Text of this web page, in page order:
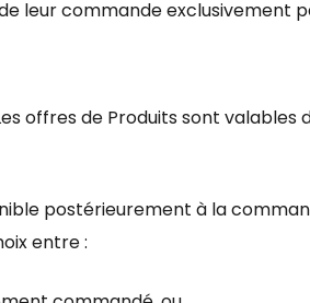
leur commande exclusivement
offres de Produits sont valables
postérieurement à la
entre :